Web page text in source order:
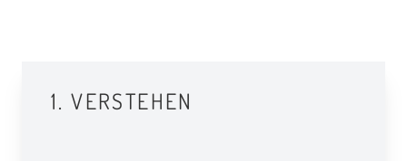
1. VERSTEHEN